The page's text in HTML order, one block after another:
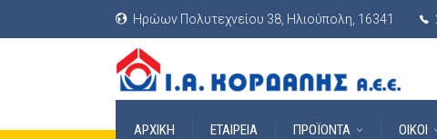
Ηρώων Πολυτεχνείου 38, Ηλιούπολη, 16341
ΑΡΧΙΚΗ ΕΤΑΙΡΕΙΑ ΠΡΟΪΟΝΤΑ OIKOI